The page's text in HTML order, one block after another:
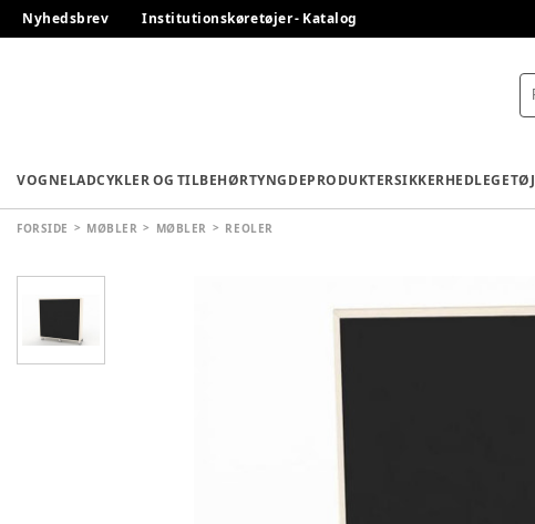
Nyhedsbrev Institutionskøretøjer - Katalog
VOGNELADCYKLER OG TILBEHØRTYNGDEPRODUKTERSIKKERHEDLEGETØJ
FORSIDE MØBLER MØBLER REOLER